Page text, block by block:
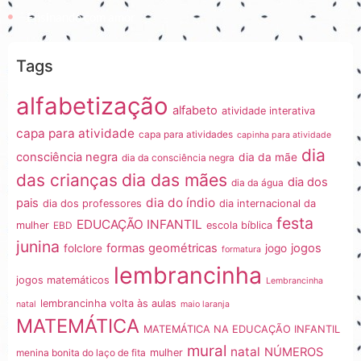
Ensinando com amor
Tags
alfabetização alfabeto atividade interativa
capa para atividade capa para atividades capinha para atividade
consciência negra dia da consciência negra dia da mãe dia
das crianças dia das mães dia da água dia dos
pais dia dos professores dia do índio dia internacional da
mulher EBD EDUCAÇÃO INFANTIL escola bíblica festa
junina folclore formas geométricas formatura jogo jogos
jogos matemáticos lembrancinha Lembrancinha
natal lembrancinha volta às aulas maio laranja
MATEMÁTICA MATEMÁTICA NA EDUCAÇÃO INFANTIL
menina bonita do laço de fita mulher mural natal NÚMEROS